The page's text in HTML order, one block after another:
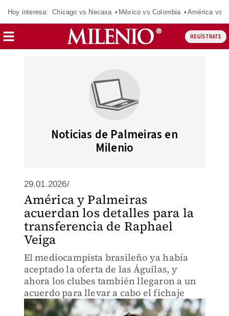
Hoy interesa: Chicago vs Necaxa México vs Colombia América vs
REGÍSTRATE
Noticias de Palmeiras en
Milenio
29.01.2026/
América y Palmeiras
acuerdan los detalles para la
transferencia de Raphael
Veiga
El mediocampista brasileño ya había
aceptado la oferta de las Águilas, y
ahora los clubes también llegaron a un
acuerdo para llevar a cabo el fichaje